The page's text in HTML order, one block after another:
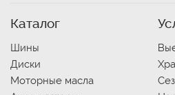
Каталог
Шины
Диски
Моторные масла